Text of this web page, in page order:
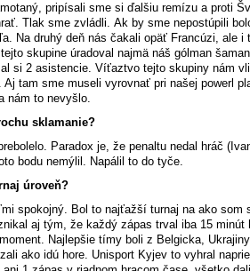
pripísali sme si ďalšiu remízu a proti
Tlak sme zvládli. Ak by sme nepostúpili
Na druhý deň nás čakali opäť Francúzi, ale i
skupine úradoval najmä náš gólman
si 2 asistencie. Víťaztvo tejto skupiny nám
Aj tam sme museli vyrovnať pri našej powerl
nám to nevyšlo.
sklamanie?
Paradox je, že penaltu nedal hráč
bodu nemýlil. Napálil to do tyče.
úroveň?
spokojný. Bol to najťažší turnaj na ako som
aj tým, že každý zápas trval iba 15 minút
Najlepšie tímy boli z Belgicka,
ako idú hore. Unisport Kyjev to vyhral